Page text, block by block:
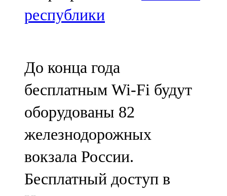
102,1 FM
Мамадыш
Минзәлә
107,3 FM
Мөслим
100,0 FM
Нурлат
104,7 FM
республики
До конца года
бесплатным Wi-Fi будут
оборудованы 82
железнодорожных
вокзала России.
Бесплатный доступ в